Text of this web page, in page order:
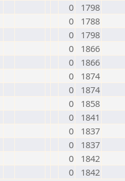
0
1798
0
1788
0
1798
0
1866
0
1866
0
1874
0
1874
0
1858
0
1841
0
1837
0
1837
0
1842
0 1842